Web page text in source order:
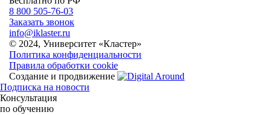
8 800 505-76-03
Заказать звонок
info@iklaster.ru
© 2024, Университет «Кластер»
Политика конфиденциальности
Правила обработки cookie
Создание и продвижение
Подписка на новости
Консультация
по обучению